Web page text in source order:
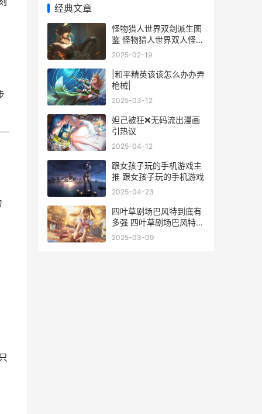
经典文章
怪物猎人世界双剑派生图
鉴 怪物猎人世界双人怪物
血量
2025-02-19
|和平精英该该怎么办办弄
枪械|
2025-03-12
妲己被狂❌无码流出漫画
引热议
2025-04-12
跟女孩子玩的手机游戏主
推 跟女孩子玩的手机游戏
2025-04-23
四叶草剧场巴风特到底有
多强 四叶草剧场巴风特绯
红巡礼
2025-03-09